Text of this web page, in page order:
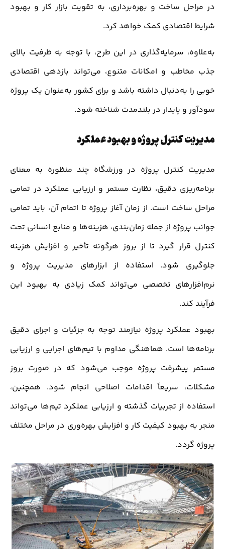
در مراحل ساخت و بهره‌برداری، به تقویت بازار کار و بهبود
شرایط اقتصادی کمک خواهد کرد.
به‌علاوه، سرمایه‌گذاری در این طرح، با توجه به ظرفیت بالای
جذب مخاطب و امکانات متنوع، می‌تواند بازدهی اقتصادی
خوبی را به‌دنبال داشته باشد و برای کشور به‌عنوان یک پروژه
سودآور و پایدار در بلندمدت شناخته شود.
مدیریت کنترل پروژه و بهبود عملکرد
مدیریت کنترل پروژه در ورزشگاه چند منظوره به معنای
برنامه‌ریزی دقیق، نظارت مستمر و ارزیابی عملکرد در تمامی
مراحل ساخت است. از زمان آغاز پروژه تا اتمام آن، باید تمامی
جوانب پروژه از جمله زمان‌بندی، هزینه‌ها و منابع انسانی تحت
کنترل قرار گیرد تا از بروز هرگونه تأخیر و افزایش هزینه
جلوگیری شود. استفاده از ابزارهای مدیریت پروژه و
نرم‌افزارهای تخصصی می‌تواند کمک زیادی به بهبود این
فرآیند کند.
بهبود عملکرد پروژه نیازمند توجه به جزئیات و اجرای دقیق
برنامه‌ها است. هماهنگی مداوم با تیم‌های اجرایی و ارزیابی
مستمر پیشرفت پروژه موجب می‌شود که در صورت بروز
مشکلات، سریعاً اقدامات اصلاحی انجام شود. همچنین،
استفاده از تجربیات گذشته و ارزیابی عملکرد تیم‌ها می‌تواند
منجر به بهبود کیفیت کار و افزایش بهره‌وری در مراحل مختلف
پروژه گردد.